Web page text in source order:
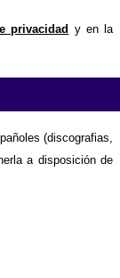
privacidad y en la
(discografias,
a disposición de